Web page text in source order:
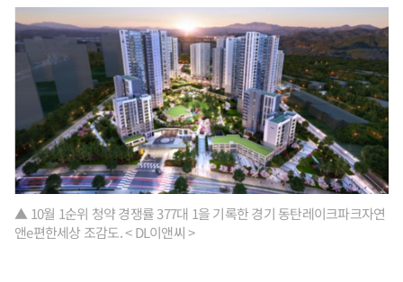
▲ 10월 1순위 청약 경쟁률 377대 1을 기록한 경기 동탄레이크파크자연
앤e편한세상 조감도. < DL이앤씨 >